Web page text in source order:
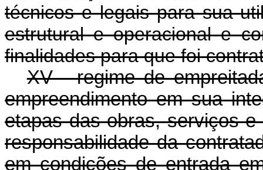
técnicos e legais para sua
estrutural e operacional e
finalidades para que foi
XV - regime de
empreendimento em sua
etapas das obras, serviços
responsabilidade da
em condições de entrada